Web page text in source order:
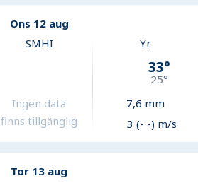
Ons 12 aug
SMHI
Ingen data
finns tillgänglig
Yr
33°
25°
7,6 mm
3 (- -) m/s
Tor 13 aug